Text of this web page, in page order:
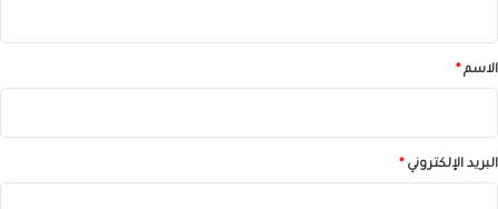
*الاسم *
البريد الإلكتروني *